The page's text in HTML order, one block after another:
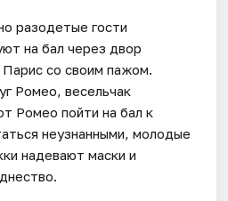
разодетые гости
на бал через двор
со своим пажом.
Ромео, весельчак
Ромео пойти на бал к
неузнанными, молодые
надевают маски и